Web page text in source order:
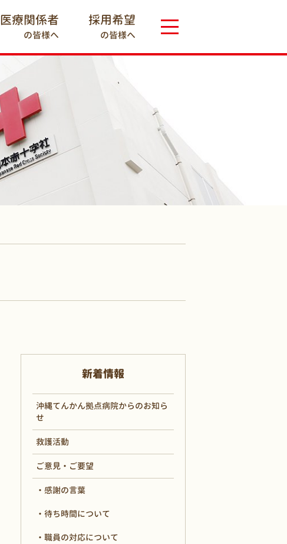
医療関係者
の皆様へ
採用希望
の皆様へ
新着情報
沖縄てんかん拠点病院からのお知ら
せ
救護活動
ご意見・ご要望
感謝の言葉
待ち時間について
職員の対応について